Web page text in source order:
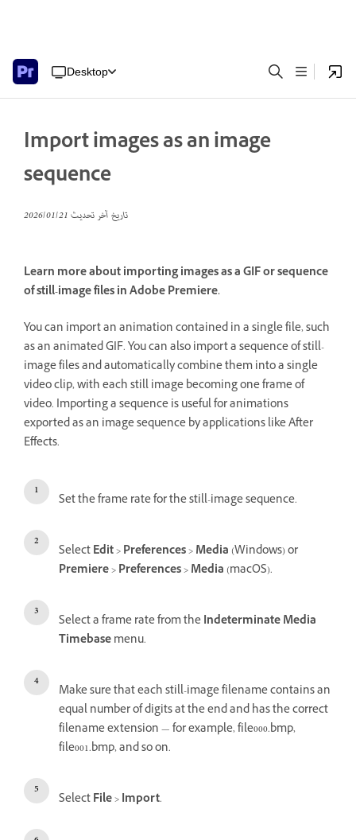
Desktop
Import images as an image
sequence
تاريخ آخر تحديث21‏/01‏/2026
Learn more about importing images as a GIF or sequence
of still-image files in Adobe Premiere.
You can import an animation contained in a single file, such
as an animated GIF. You can also import a sequence of still-
image files and automatically combine them into a single
video clip, with each still image becoming one frame of
video. Importing a sequence is useful for animations
exported as an image sequence by applications like After
Effects.
Set the frame rate for the still-image sequence.
SelectEdit>Preferences>Media (Windows) or
Premiere>Preferences>Media (macOS).
Select a frame rate from theIndeterminate Media
Timebasemenu.
Make sure that each still-image filename contains an
equal number of digits at the end and has the correct
filename extension — for example, file000.bmp,
file001.bmp, and so on.
SelectFile>Import.